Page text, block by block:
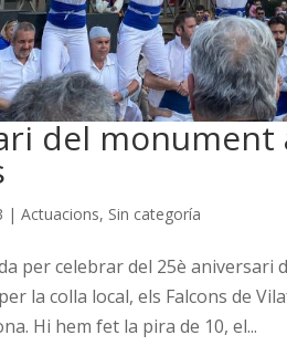
del monument
|Actuacions, Sin categoría
per celebrar del 25è aniversari
la colla local, els Falcons de
Hi hem fet la pira de 10, el...